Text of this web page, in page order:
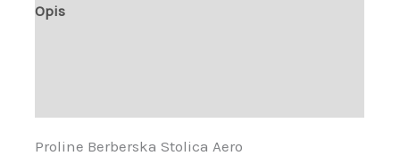
Opis
Proline Berberska Stolica Aero